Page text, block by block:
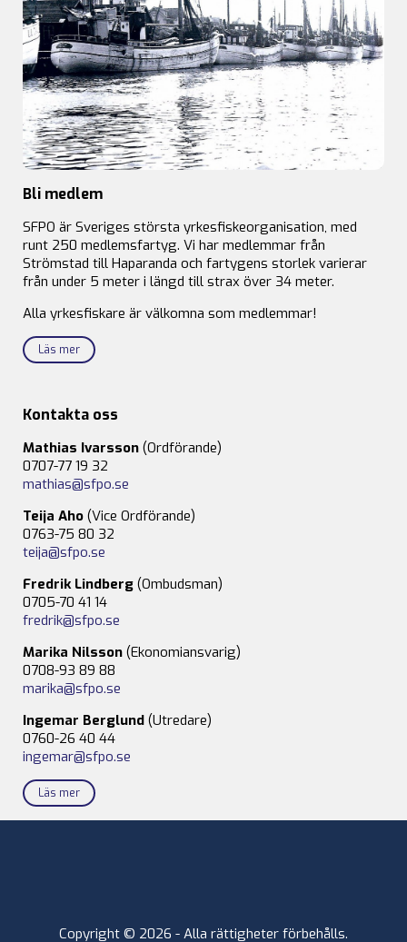
Bli medlem
SFPO är Sveriges största yrkesfiskeorganisation, med
runt 250 medlemsfartyg. Vi har medlemmar från
Strömstad till Haparanda och fartygens storlek varierar
från under 5 meter i längd till strax över 34 meter.
Alla yrkesfiskare är välkomna som medlemmar!
Läs mer
Kontakta oss
Mathias Ivarsson (Ordförande)
0707-77 19 32
mathias@sfpo.se
Teija Aho (Vice Ordförande)
0763-75 80 32
teija@sfpo.se
Fredrik Lindberg (Ombudsman)
0705-70 41 14
fredrik@sfpo.se
Marika Nilsson (Ekonomiansvarig)
0708-93 89 88
marika@sfpo.se
Ingemar Berglund (Utredare)
0760-26 40 44
ingemar@sfpo.se
Läs mer
Copyright © 2026 - Alla rättigheter förbehålls.